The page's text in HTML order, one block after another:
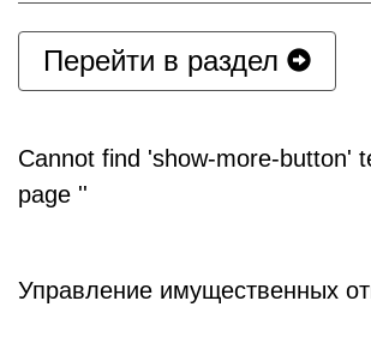
Перейти в раздел
Cannot find 'show-more-button'
page ''
Управление имущественных